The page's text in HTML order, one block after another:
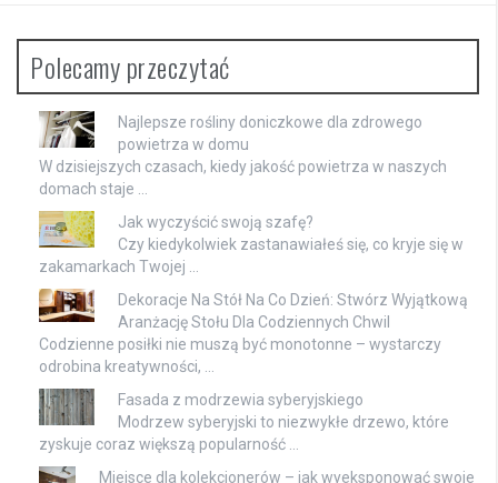
Polecamy przeczytać
Najlepsze rośliny doniczkowe dla zdrowego
powietrza w domu
W dzisiejszych czasach, kiedy jakość powietrza w naszych
domach staje …
Jak wyczyścić swoją szafę?
Czy kiedykolwiek zastanawiałeś się, co kryje się w
zakamarkach Twojej …
Dekoracje Na Stół Na Co Dzień: Stwórz Wyjątkową
Aranżację Stołu Dla Codziennych Chwil
Codzienne posiłki nie muszą być monotonne – wystarczy
odrobina kreatywności, …
Fasada z modrzewia syberyjskiego
Modrzew syberyjski to niezwykłe drzewo, które
zyskuje coraz większą popularność …
Miejsce dla kolekcjonerów – jak wyeksponować swoje